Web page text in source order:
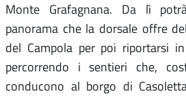
Monte Grafagnana. Da lì
panorama che la dorsale offre
del Campola per poi riportarsi
percorrendo i sentieri che,
conducono al borgo di